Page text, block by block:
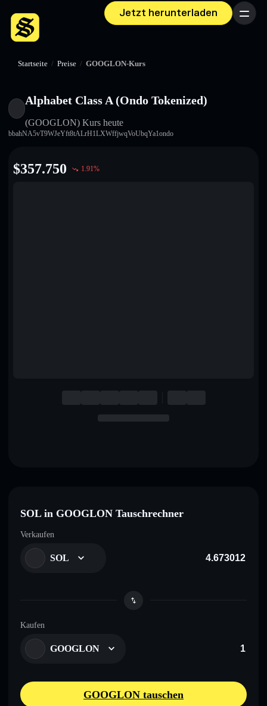
Jetzt herunterladen Menü
Startseite / Preise / GOOGLON-Kurs
Alphabet Class A (Ondo Tokenized)
(GOOGLON) Kurs heute
bbahNA5vT9WJeYft8tALrH1LXWffjwqVoUbqYa1ondo
$357.750 1.91%
SOL in GOOGLON Tauschrechner
Verkaufen
SOL
Kaufen
GOOGLON
GOOGLON tauschen